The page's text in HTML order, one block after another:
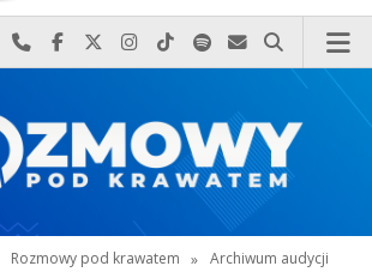
Najlepiej po prostu do nas zadzwoń
Odwiedź nas na Facebook-u
Odwiedź nas na X
Odwiedź nas na Instagram-ie
Odwiedź nas na TikTok-u
Szukaj nas na Spotify
Wyślij do nas
Szukaj
Rozmowy pod krawatem » Archiwum audycji